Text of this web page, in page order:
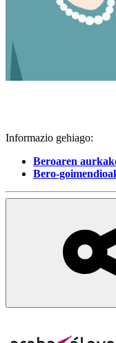
Informazio gehiago:
Beroaren
Bero-